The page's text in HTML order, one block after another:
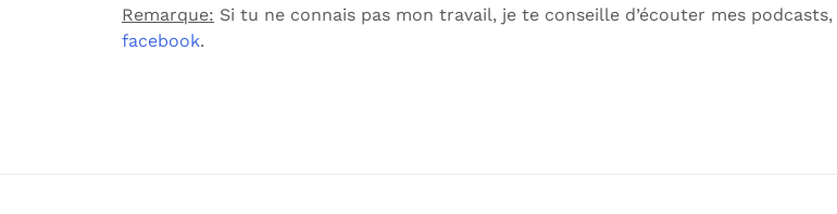
Remarque: Si tu ne connais pas mon travail, je te conseille d’écouter mes
facebook.